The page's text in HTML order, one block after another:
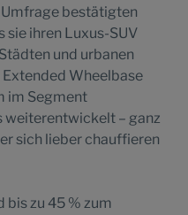
bestätigten
sie ihren Luxus-SUV
und urbanen
Wheelbase
im Segment
weiterentwickelt – ganz
sich lieber chauffieren
bis zu 45 % zum